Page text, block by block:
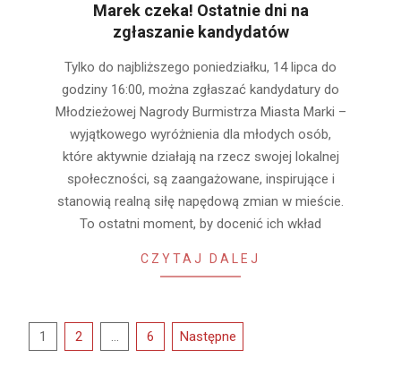
Marek czeka! Ostatnie dni na
zgłaszanie kandydatów
07-
12
Tylko do najbliższego poniedziałku, 14 lipca do
godziny 16:00, można zgłaszać kandydatury do
Młodzieżowej Nagrody Burmistrza Miasta Marki –
wyjątkowego wyróżnienia dla młodych osób,
które aktywnie działają na rzecz swojej lokalnej
społeczności, są zaangażowane, inspirujące i
stanowią realną siłę napędową zmian w mieście.
To ostatni moment, by docenić ich wkład
CZYTAJ DALEJ
Stronicowanie
1 2 … 6 Następne